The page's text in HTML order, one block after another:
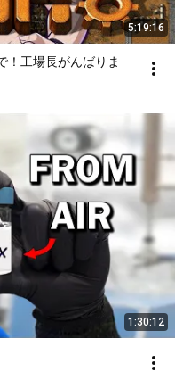
5:19:16
！工場長がんばりま
1:30:12